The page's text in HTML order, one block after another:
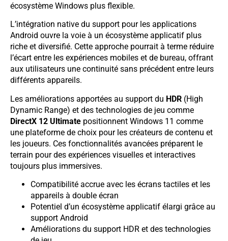
écosystème Windows plus flexible.
L’intégration native du support pour les applications
Android ouvre la voie à un écosystème applicatif plus
riche et diversifié. Cette approche pourrait à terme réduire
l’écart entre les expériences mobiles et de bureau, offrant
aux utilisateurs une continuité sans précédent entre leurs
différents appareils.
Les améliorations apportées au support du HDR (High
Dynamic Range) et des technologies de jeu comme
DirectX 12 Ultimate positionnent Windows 11 comme
une plateforme de choix pour les créateurs de contenu et
les joueurs. Ces fonctionnalités avancées préparent le
terrain pour des expériences visuelles et interactives
toujours plus immersives.
Compatibilité accrue avec les écrans tactiles et les
appareils à double écran
Potentiel d’un écosystème applicatif élargi grâce au
support Android
Améliorations du support HDR et des technologies